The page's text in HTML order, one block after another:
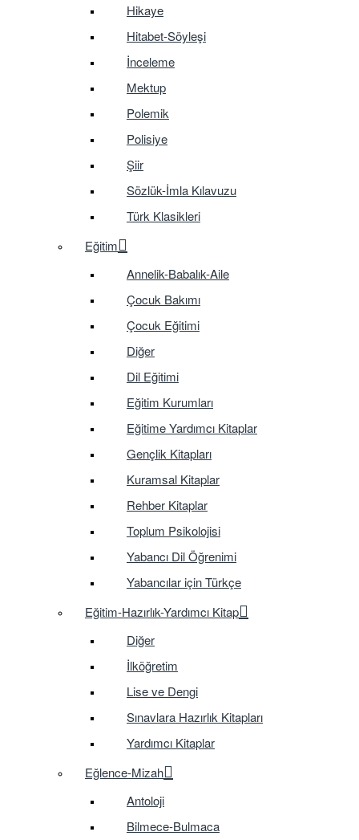
Hikaye
Hitabet-Söyleşi
İnceleme
Mektup
Polemik
Polisiye
Şiir
Sözlük-İmla Kılavuzu
Türk Klasikleri
Eğitim
Annelik-Babalık-Aile
Çocuk Bakımı
Çocuk Eğitimi
Diğer
Dil Eğitimi
Eğitim Kurumları
Eğitime Yardımcı Kitaplar
Gençlik Kitapları
Kuramsal Kitaplar
Rehber Kitaplar
Toplum Psikolojisi
Yabancı Dil Öğrenimi
Yabancılar için Türkçe
Eğitim-Hazırlık-Yardımcı Kitap
Diğer
İlköğretim
Lise ve Dengi
Sınavlara Hazırlık Kitapları
Yardımcı Kitaplar
Eğlence-Mizah
Antoloji
Bilmece-Bulmaca